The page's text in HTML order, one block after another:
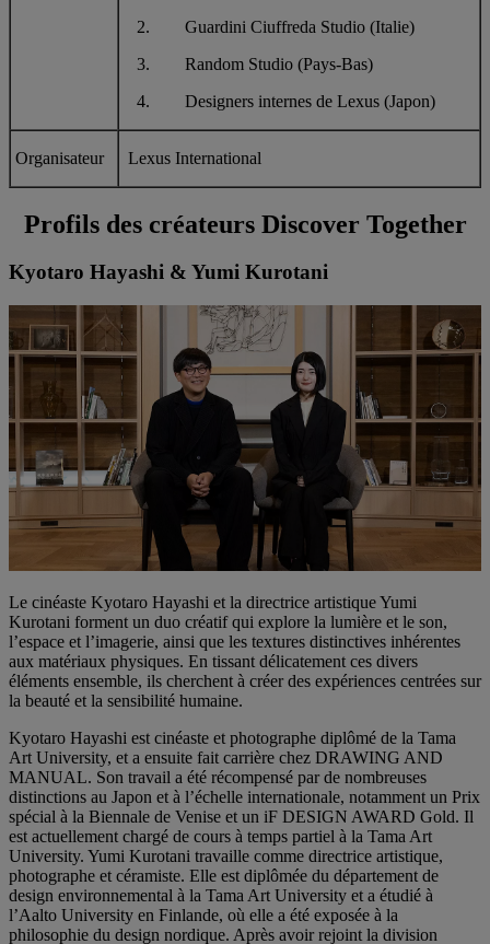
2. Guardini Ciuffreda Studio (Italie)
3. Random Studio (Pays-Bas)
4. Designers internes de Lexus (Japon)
Organisateur Lexus International
Profils des créateurs Discover Together
Kyotaro Hayashi & Yumi Kurotani
Le cinéaste Kyotaro Hayashi et la directrice artistique Yumi
Kurotani forment un duo créatif qui explore la lumière et le son,
l’espace et l’imagerie, ainsi que les textures distinctives inhérentes
aux matériaux physiques. En tissant délicatement ces divers
éléments ensemble, ils cherchent à créer des expériences centrées sur
la beauté et la sensibilité humaine.
Kyotaro Hayashi est cinéaste et photographe diplômé de la Tama
Art University, et a ensuite fait carrière chez DRAWING AND
MANUAL. Son travail a été récompensé par de nombreuses
distinctions au Japon et à l’échelle internationale, notamment un Prix
spécial à la Biennale de Venise et un iF DESIGN AWARD Gold. Il
est actuellement chargé de cours à temps partiel à la Tama Art
University. Yumi Kurotani travaille comme directrice artistique,
photographe et céramiste. Elle est diplômée du département de
design environnemental à la Tama Art University et a étudié à
l’Aalto University en Finlande, où elle a été exposée à la
philosophie du design nordique. Après avoir rejoint la division